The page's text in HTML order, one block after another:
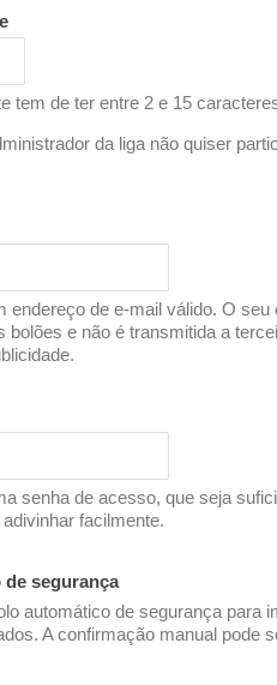
tem de ter entre 2 e 15
da liga não quiser
endereço de e-mail válido. O
bolões e não é transmitida a
senha de acesso, que seja
facilmente.
segurança
automático de segurança para
A confirmação manual pode